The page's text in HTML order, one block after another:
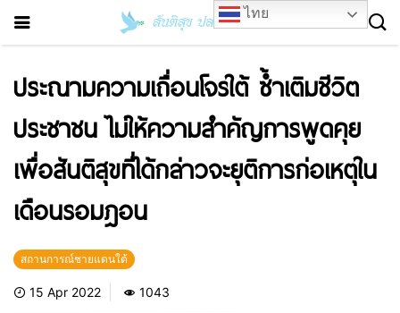
ประณามความเถื่อนโจรใต้ ซ้ำเติมชีวิต
ประชาชน ไม่ให้ความสำคัญการพูดคุย
เพื่อสันติสุขที่ได้กล่าวจะยุติการก่อเหตุใน
เดือนรอมฎอน
สถานการณ์ชายแดนใต้
15 Apr 2022 1043
ไทย